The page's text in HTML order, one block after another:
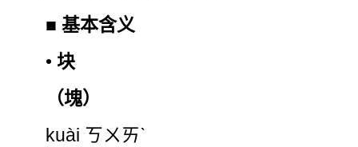
■基本含义
• 块
（塊）
kuài ㄎㄨㄞˋ